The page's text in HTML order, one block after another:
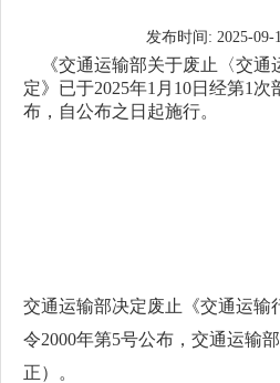
发布时间: 2025-09-
《交通运输部关于废止〈交通
定》已于2025年1月10日经第1
布，自公布之日起施行。
交通运输部决定废止《交通运输
令2000年第5号公布，交通运输
正）。